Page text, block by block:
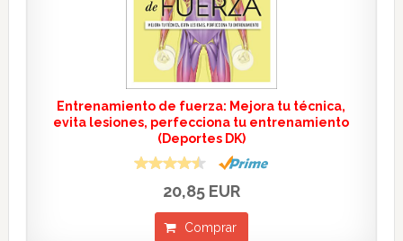
Entrenamiento de fuerza: Mejora tu técnica,
evita lesiones, perfecciona tu entrenamiento
(Deportes DK)
20,85 EUR
Comprar